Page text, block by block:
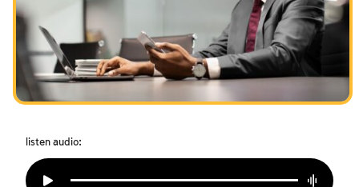
I digiuni commemorativi della distruzione del Tempio
Hanukkah
Purìm
listen audio: